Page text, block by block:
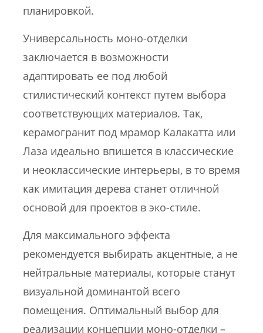
планировкой.
Универсальность моно-отделки
заключается в возможности
адаптировать ее под любой
стилистический контекст путем выбора
соответствующих материалов. Так,
керамогранит под мрамор Калакатта или
Лаза идеально впишется в классические
и неоклассические интерьеры, в то время
как имитация дерева станет отличной
основой для проектов в эко-стиле.
Для максимального эффекта
рекомендуется выбирать акцентные, а не
нейтральные материалы, которые станут
визуальной доминантой всего
помещения. Оптимальный выбор для
реализации концепции моно-отделки –